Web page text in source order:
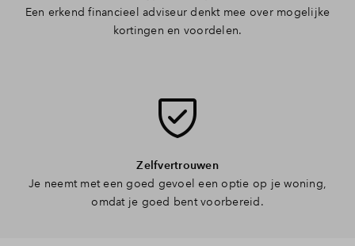
Een erkend financieel adviseur denkt mee over mogelijke
kortingen en voordelen.
Zelfvertrouwen
Je neemt met een goed gevoel een optie op je woning,
omdat je goed bent voorbereid.